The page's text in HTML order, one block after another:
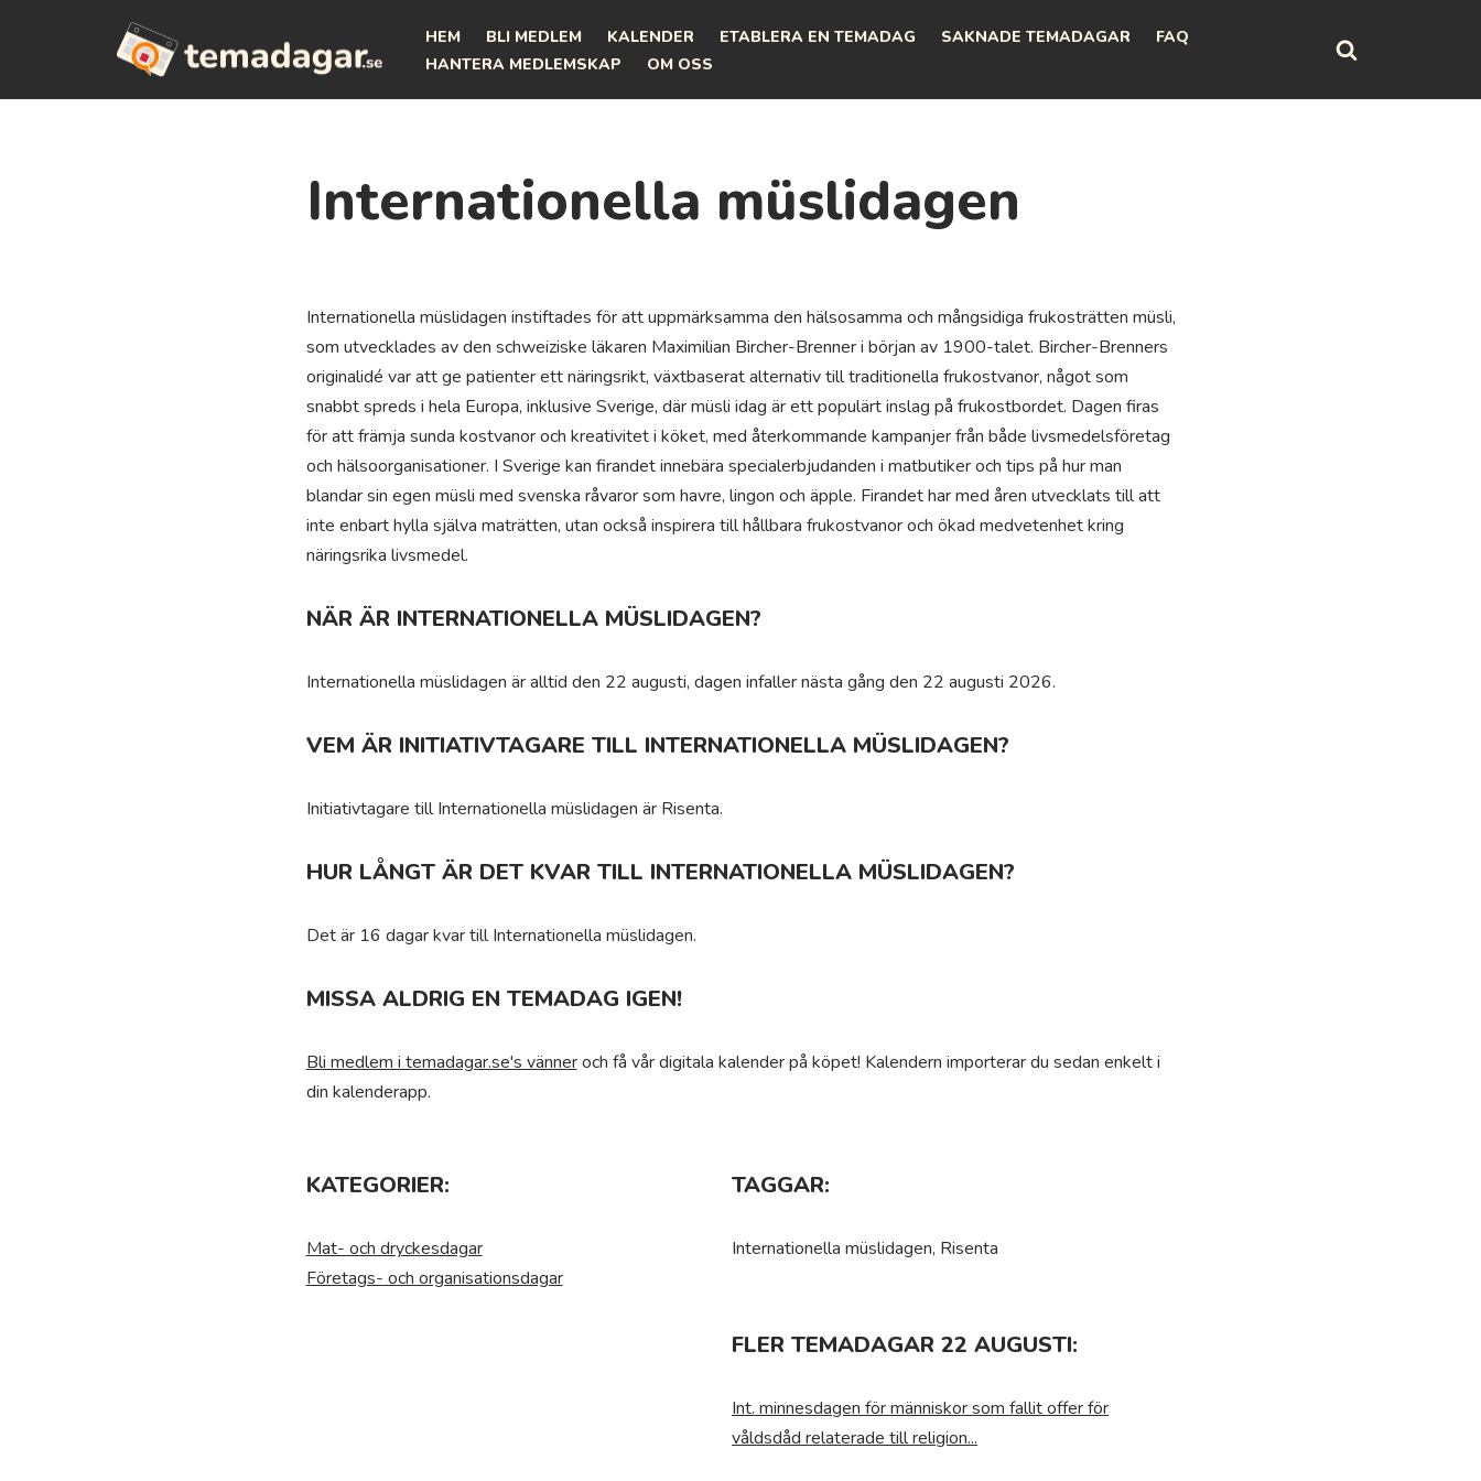
HEM BLI MEDLEM KALENDER ETABLERA EN TEMADAG SAKNADE TEMADAGAR
FAQ
HANTERA MEDLEMSKAP
OM OSS
Internationella müslidagen
Internationella müslidagen instiftades för att uppmärksamma den hälsosamma och mångsidiga frukosträtten müsli,
som utvecklades av den schweiziske läkaren Maximilian Bircher-Brenner i början av 1900-talet. Bircher-Brenners
originalidé var att ge patienter ett näringsrikt, växtbaserat alternativ till traditionella frukostvanor, något som
snabbt spreds i hela Europa, inklusive Sverige, där müsli idag är ett populärt inslag på frukostbordet. Dagen firas
för att främja sunda kostvanor och kreativitet i köket, med återkommande kampanjer från både livsmedelsföretag
och hälsoorganisationer. I Sverige kan firandet innebära specialerbjudanden i matbutiker och tips på hur man
blandar sin egen müsli med svenska råvaror som havre, lingon och äpple. Firandet har med åren utvecklats till att
inte enbart hylla själva maträtten, utan också inspirera till hållbara frukostvanor och ökad medvetenhet kring
näringsrika livsmedel.
NÄR ÄR INTERNATIONELLA MÜSLIDAGEN?
Internationella müslidagen är alltid den 22 augusti, dagen infaller nästa gång den 22 augusti 2026.
VEM ÄR INITIATIVTAGARE TILL INTERNATIONELLA MÜSLIDAGEN?
Initiativtagare till Internationella müslidagen är Risenta.
HUR LÅNGT ÄR DET KVAR TILL INTERNATIONELLA MÜSLIDAGEN?
Det är 16 dagar kvar till Internationella müslidagen.
MISSA ALDRIG EN TEMADAG IGEN!
Bli medlem i temadagar.se's vänneroch få vår digitala kalender på köpet! Kalendern importerar du sedan enkelt i
din kalenderapp.
KATEGORIER:
Mat- och dryckesdagar
Företags- och organisationsdagar
TAGGAR:
Internationella müslidagen, Risenta
FLER TEMADAGAR 22 AUGUSTI:
Int. minnesdagen för människor som fallit offer för
våldsdåd relaterade till religion...